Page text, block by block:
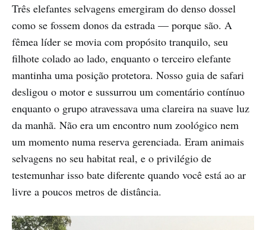
Três elefantes selvagens emergiram do denso dossel
como se fossem donos da estrada — porque são. A
fêmea líder se movia com propósito tranquilo, seu
filhote colado ao lado, enquanto o terceiro elefante
mantinha uma posição protetora. Nosso guia de safari
desligou o motor e sussurrou um comentário contínuo
enquanto o grupo atravessava uma clareira na suave luz
da manhã. Não era um encontro num zoológico nem
um momento numa reserva gerenciada. Eram animais
selvagens no seu habitat real, e o privilégio de
testemunhar isso bate diferente quando você está ao ar
livre a poucos metros de distância.